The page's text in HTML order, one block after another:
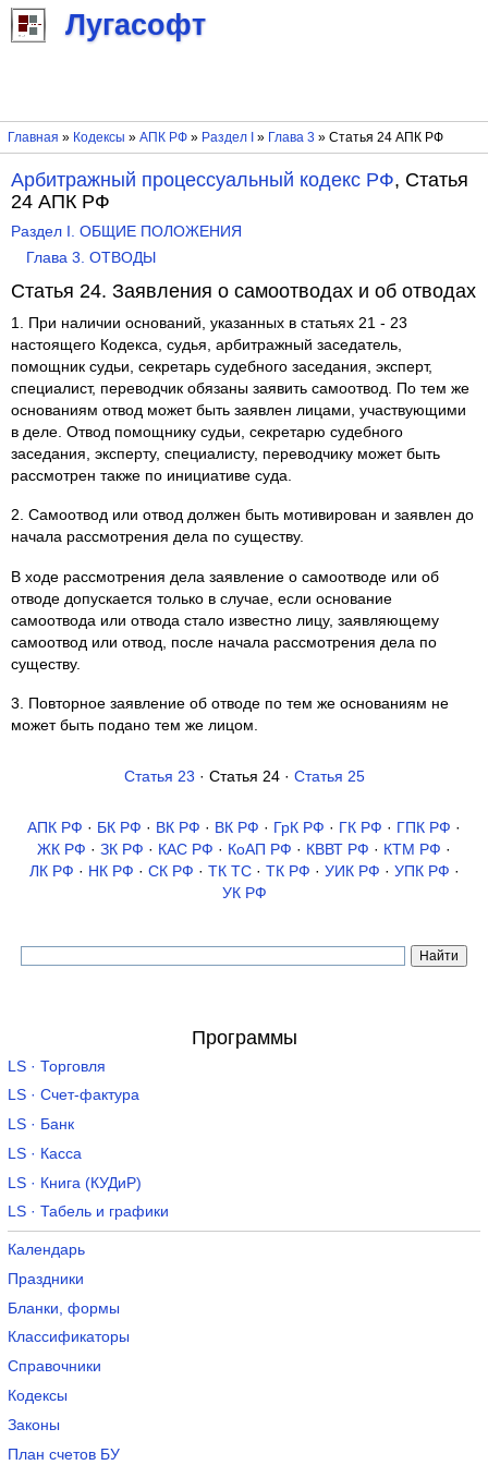
Лугасофт
Главная » Кодексы » АПК РФ» Раздел I » Глава 3 » Статья 24 АПК РФ
Арбитражный процессуальный кодекс РФ, Статья
24 АПК РФ
Раздел I. ОБЩИЕ ПОЛОЖЕНИЯ
Глава 3. ОТВОДЫ
Статья 24. Заявления о самоотводах и об отводах
1. При наличии оснований, указанных в статьях 21 - 23
настоящего Кодекса, судья, арбитражный заседатель,
помощник судьи, секретарь судебного заседания, эксперт,
специалист, переводчик обязаны заявить самоотвод. По тем же
основаниям отвод может быть заявлен лицами, участвующими
в деле. Отвод помощнику судьи, секретарю судебного
заседания, эксперту, специалисту, переводчику может быть
рассмотрен также по инициативе суда.
2. Самоотвод или отвод должен быть мотивирован и заявлен до
начала рассмотрения дела по существу.
В ходе рассмотрения дела заявление о самоотводе или об
отводе допускается только в случае, если основание
самоотвода или отвода стало известно лицу, заявляющему
самоотвод или отвод, после начала рассмотрения дела по
существу.
3. Повторное заявление об отводе по тем же основаниям не
может быть подано тем же лицом.
Статья 23 · Статья 24 · Статья 25
АПК РФ · БК РФ · ВК РФ · ВК РФ · ГрК РФ · ГК РФ · ГПК РФ ·
ЖК РФ · ЗК РФ · КАС РФ · КоАП РФ · КВВТ РФ · КТМ РФ ·
ЛК РФ · НК РФ · СК РФ · ТК TC· ТК РФ · УИК РФ · УПК РФ ·
УК РФ
Программы
LS · Торговля
LS · Счет-фактура
LS · Банк
LS · Касса
LS · Книга (КУДиР)
LS · Табель и графики
Календарь
Праздники
Бланки, формы
Классификаторы
Справочники
Кодексы
Законы
План счетов БУ